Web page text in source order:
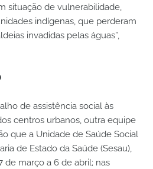
situação de vulnerabilidade,
indígenas, que perderam
invadidas pelas águas”,
de assistência social às
centros urbanos, outra equipe
que a Unidade de Saúde Social
de Estado da Saúde (Sesau),
de março a 6 de abril; nas